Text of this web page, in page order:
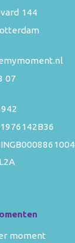
144
07
moment